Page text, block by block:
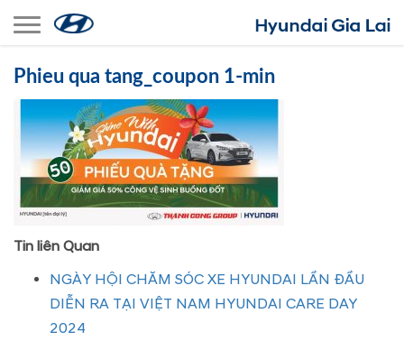
Toggle navigation
Phieu qua tang_coupon 1-min
Tin liên Quan
NGÀY HỘI CHĂM SÓC XE HYUNDAI LẦN ĐẦU
DIỄN RA TẠI VIỆT NAM HYUNDAI CARE DAY
2024